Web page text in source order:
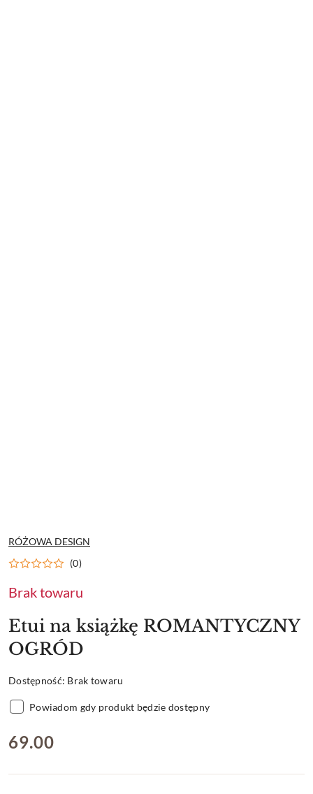
NAZWA
PRODUCENTA:
RÓŻOWA DESIGN
(0)
Brak towaru
Etui na książkę ROMANTYCZNY
OGRÓD
Dostępność: Brak towaru
Powiadom gdy produkt będzie dostępny
cena:
69.00